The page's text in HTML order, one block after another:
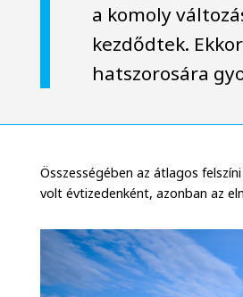
a komoly
kezdődtek.
hatszorosára
Összességében az átlagos
volt évtizedenként, azonban az